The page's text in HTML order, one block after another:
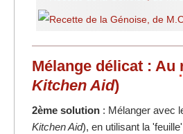
Mélange délicat : Au
Kitchen Aid)
2ème solution : Mélanger avec
Kitchen Aid), en utilisant la